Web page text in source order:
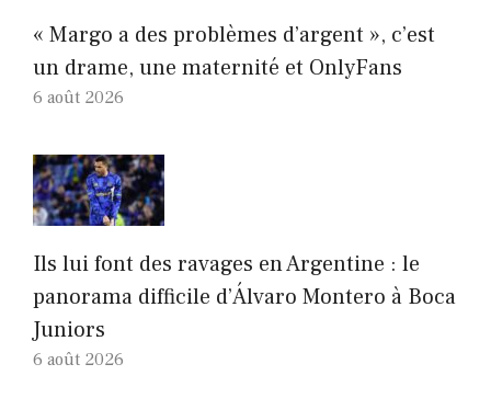
« Margo a des problèmes d’argent », c’est
un drame, une maternité et OnlyFans
6 août 2026
Ils lui font des ravages en Argentine : le
panorama difficile d’Álvaro Montero à Boca
Juniors
6 août 2026